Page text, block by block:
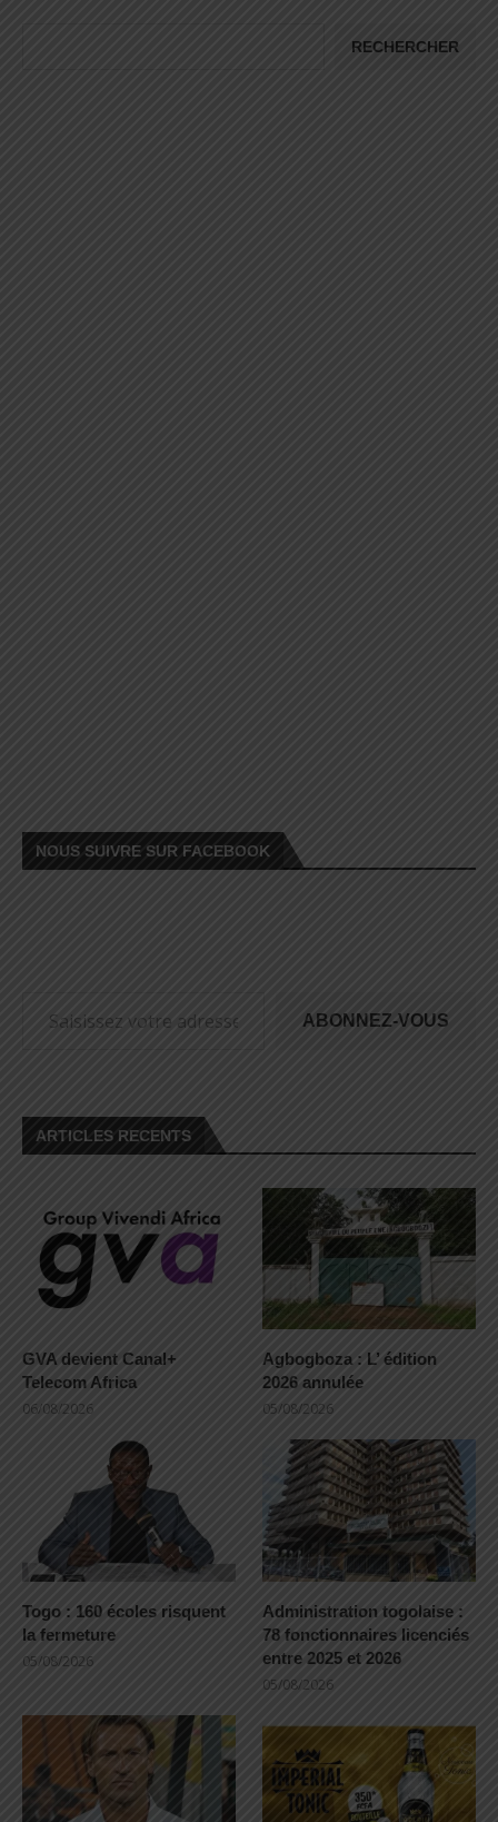
RECHERCHER
NOUS SUIVRE SUR FACEBOOK
ABONNEZ-VOUS
ARTICLES RECENTS
GVA devient Canal+
Telecom Africa
06/08/2026
Agbogboza : L’ édition
2026 annulée
05/08/2026
Togo : 160 écoles risquent
la fermeture
05/08/2026
Administration togolaise :
78 fonctionnaires licenciés
entre 2025 et 2026
05/08/2026